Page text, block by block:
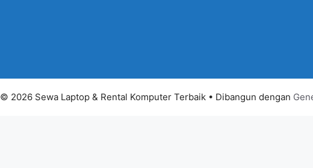
© 2026 Sewa Laptop & Rental Komputer Terbaik • Dibangun dengan